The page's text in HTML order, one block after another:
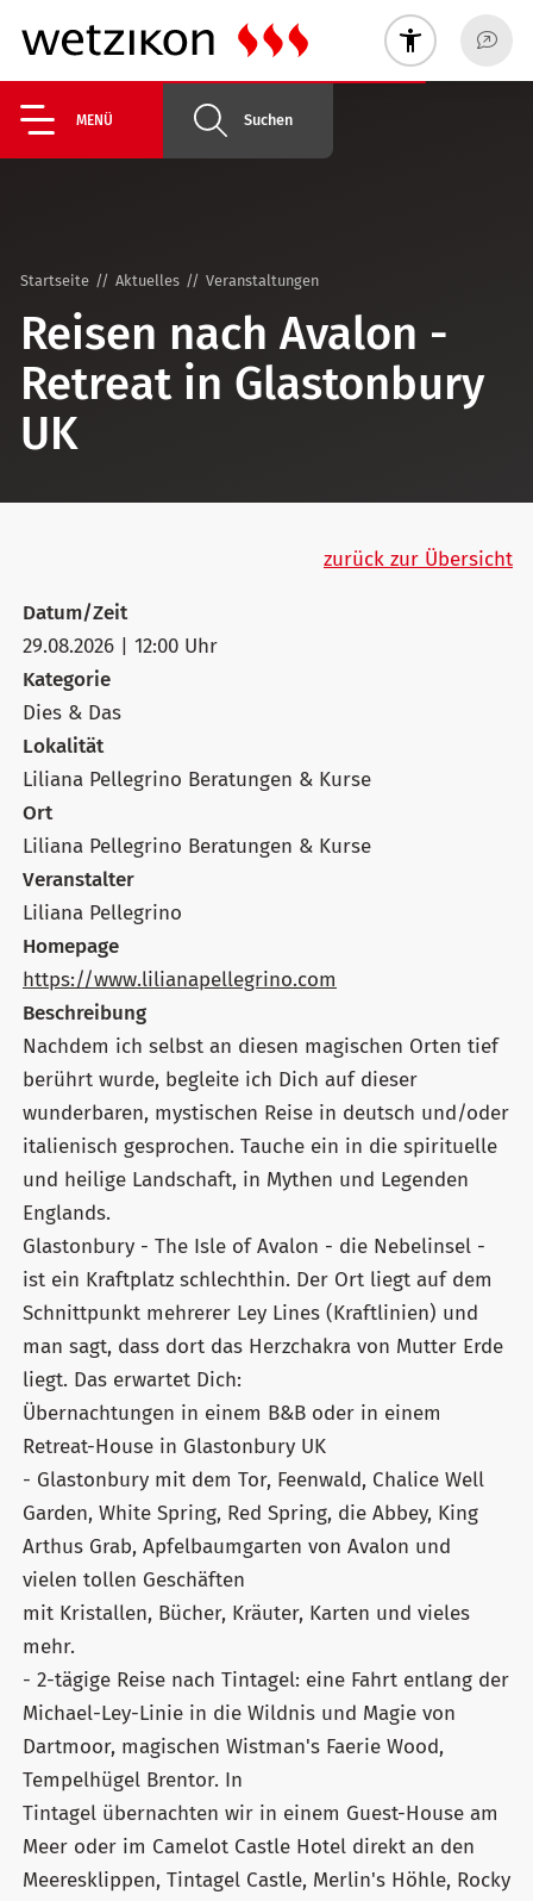
MENÜ Suchen
Startseite Aktuelles Veranstaltungen
Reisen nach Avalon -
Retreat in Glastonbury
UK
zurück zur Übersicht
Datum/Zeit
29.08.2026 | 12:00 Uhr
Kategorie
Dies & Das
Lokalität
Liliana Pellegrino Beratungen & Kurse
Ort
Liliana Pellegrino Beratungen & Kurse
Veranstalter
Liliana Pellegrino
Homepage
https://www.lilianapellegrino.com
Beschreibung
Nachdem ich selbst an diesen magischen Orten tief
berührt wurde, begleite ich Dich auf dieser
wunderbaren, mystischen Reise in deutsch und/oder
italienisch gesprochen. Tauche ein in die spirituelle
und heilige Landschaft, in Mythen und Legenden
Englands.
Glastonbury - The Isle of Avalon - die Nebelinsel -
ist ein Kraftplatz schlechthin. Der Ort liegt auf dem
Schnittpunkt mehrerer Ley Lines (Kraftlinien) und
man sagt, dass dort das Herzchakra von Mutter Erde
liegt. Das erwartet Dich:
Übernachtungen in einem B&B oder in einem
Retreat-House in Glastonbury UK
- Glastonbury mit dem Tor, Feenwald, Chalice Well
Garden, White Spring, Red Spring, die Abbey, King
Arthus Grab, Apfelbaumgarten von Avalon und
vielen tollen Geschäften
mit Kristallen, Bücher, Kräuter, Karten und vieles
mehr.
- 2-tägige Reise nach Tintagel: eine Fahrt entlang der
Michael-Ley-Linie in die Wildnis und Magie von
Dartmoor, magischen Wistman's Faerie Wood,
Tempelhügel Brentor. In
Tintagel übernachten wir in einem Guest-House am
Meer oder im Camelot Castle Hotel direkt an den
Meeresklippen, Tintagel Castle, Merlin's Höhle, Rocky